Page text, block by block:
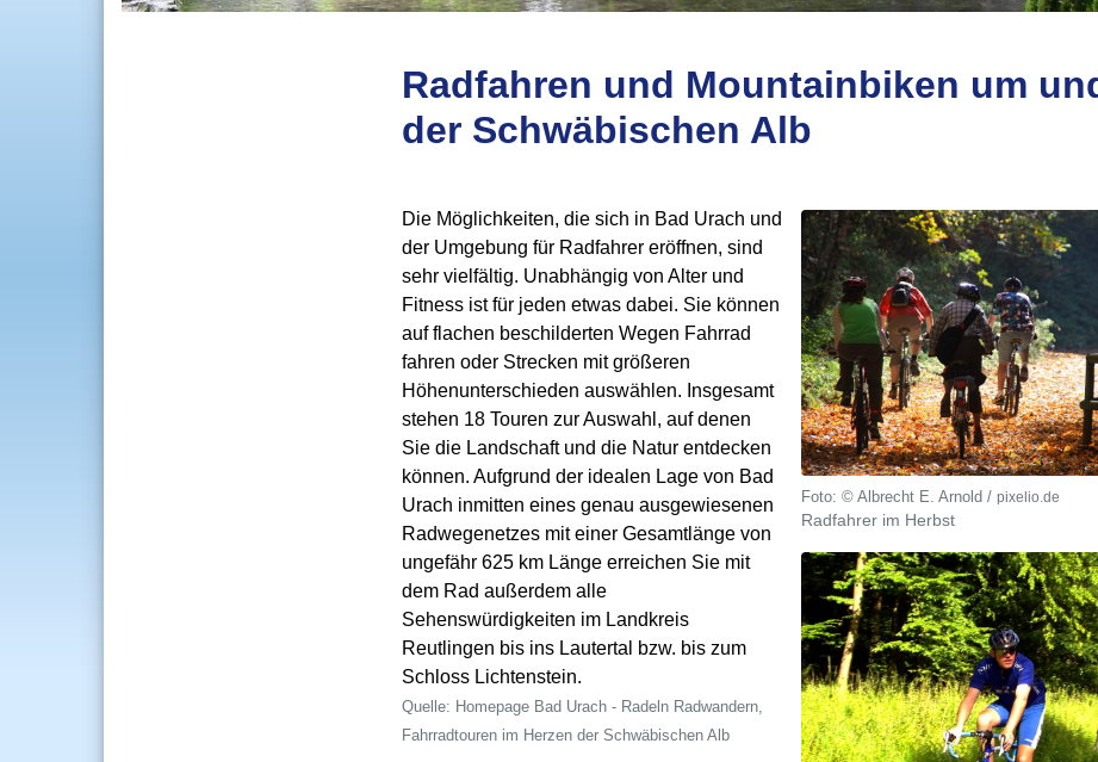
Radfahren und Mountainbiken um
der Schwäbischen Alb
© Albrecht E. Arnold / pixelio.de
Radfahrer im Herbst
Die Möglichkeiten, die sich in Bad Urach und
der Umgebung für Radfahrer eröffnen, sind
sehr vielfältig. Unabhängig von Alter und
Fitness ist für jeden etwas dabei. Sie können
auf flachen beschilderten Wegen Fahrrad
fahren oder Strecken mit größeren
Höhenunterschieden auswählen. Insgesamt
stehen 18 Touren zur Auswahl, auf denen
Sie die Landschaft und die Natur entdecken
können. Aufgrund der idealen Lage von Bad
Urach inmitten eines genau ausgewiesenen
Radwegenetzes mit einer Gesamtlänge von
ungefähr 625 km Länge erreichen Sie mit
dem Rad außerdem alle
Sehenswürdigkeiten im Landkreis
Reutlingen bis ins Lautertal bzw. bis zum
Schloss Lichtenstein.
Homepage Bad Urach - Radeln Radwandern,
Fahrradtouren im Herzen der Schwäbischen Alb